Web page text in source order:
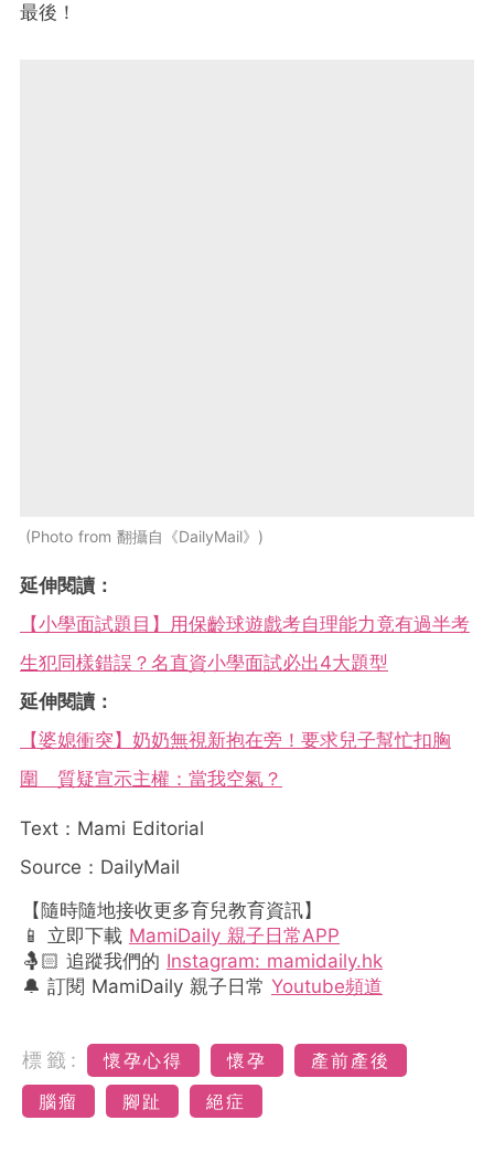
最後！
Photo from 翻攝自《DailyMail》
延伸閱讀：
【小學面試題目】用保齡球遊戲考自理能力竟有過半考
生犯同樣錯誤？名直資小學面試必出4大題型
延伸閱讀：
【婆媳衝突】奶奶無視新抱在旁！要求兒子幫忙扣胸
圍 質疑宣示主權：當我空氣？
Text：Mami Editorial
Source：DailyMail
【隨時隨地接收更多育兒教育資訊】
📱 立即下載 MamiDaily 親子日常APP
🤱🏻 追蹤我們的 Instagram: mamidaily.hk
🔔 訂閱 MamiDaily 親子日常 Youtube頻道
標籤: 懷孕心得 懷孕
產前產後
腦瘤
腳趾 絕症